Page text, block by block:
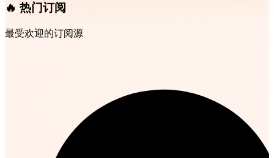
🔥 热门订阅
最受欢迎的订阅源